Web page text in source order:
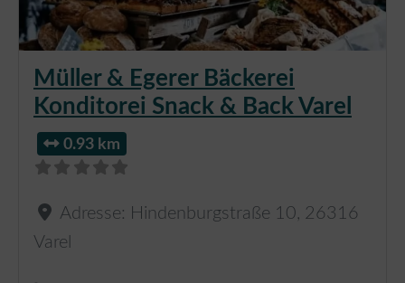
Müller & Egerer Bäckerei
Konditorei Snack & Back Varel
0.93 km
Adresse: Hindenburgstraße 10, 26316
Varel